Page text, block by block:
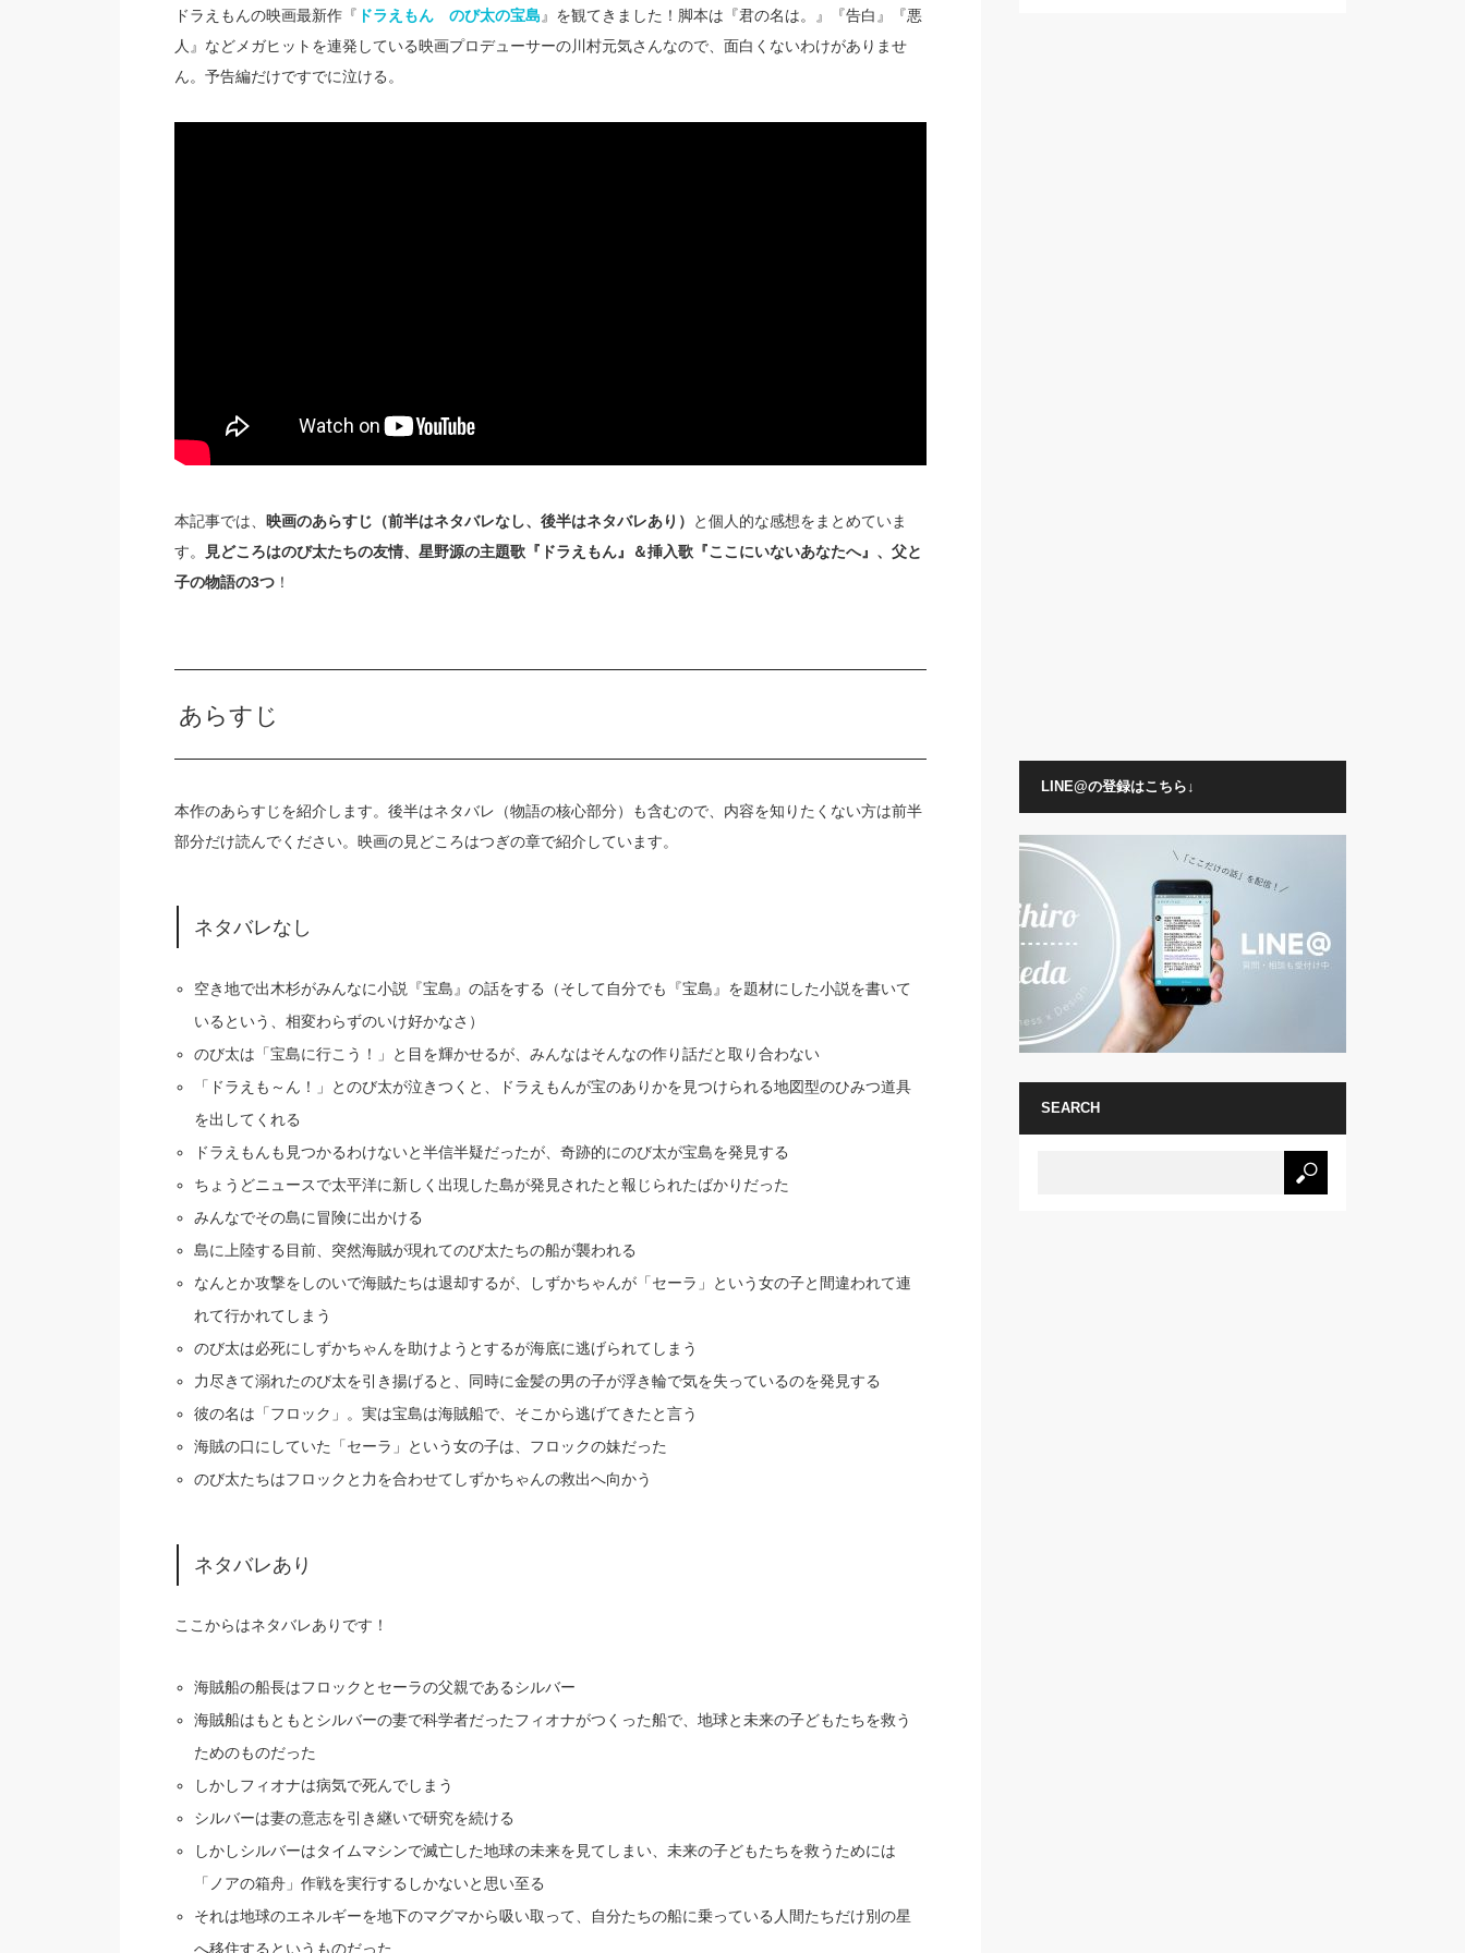
ドラえもんの映画最新作『 ドラえもん のび太の宝島 』を観てきました！脚本は『君の名は。』『告白』『悪
人』などメガヒットを連発している映画プロデューサーの川村元気さんなので、面白くないわけがありませ
ん。予告編だけですでに泣ける。
本記事では、 映画のあらすじ（前半はネタバレなし、後半はネタバレあり）
と個人的な感想をまとめていま
す。
見どころはのび太たちの友情、星野源の主題歌『ドラえもん』＆挿入歌『ここにいないあなたへ』、 父と
子の物語の3つ！
あらすじ
本作のあらすじを紹介します。後半はネタバレ（物語の核心部分）も含むので、内容を知りたくない方は前半
部分だけ読んでください。映画の見どころはつぎの章で紹介しています。
ネタバレなし
空き地で出木杉がみんなに小説『宝島』の話をする（そして自分でも『宝島』を題材にした小説を書いて
いるという、相変わらずのいけ好かなさ）
のび太は「宝島に行こう！」と目を輝かせるが、みんなはそんなの作り話だと取り合わない
「ドラえも～ん！」とのび太が泣きつくと、ドラえもんが宝のありかを見つけられる地図型のひみつ道具
を出してくれる
ドラえもんも見つかるわけないと半信半疑だったが、奇跡的にのび太が宝島を発見する
ちょうどニュースで太平洋に新しく出現した島が発見されたと報じられたばかりだった
みんなでその島に冒険に出かける
島に上陸する目前、突然海賊が現れてのび太たちの船が襲われる
なんとか攻撃をしのいで海賊たちは退却するが、しずかちゃんが「セーラ」という女の子と間違われて連
れて行かれてしまう
のび太は必死にしずかちゃんを助けようとするが海底に逃げられてしまう
力尽きて溺れたのび太を引き揚げると、同時に金髪の男の子が浮き輪で気を失っているのを発見する
彼の名は「フロック」。実は宝島は海賊船で、そこから逃げてきたと言う
海賊の口にしていた「セーラ」という女の子は、フロックの妹だった
のび太たちはフロックと力を合わせてしずかちゃんの救出へ向かう
ネタバレあり
ここからはネタバレありです！
海賊船の船長はフロックとセーラの父親であるシルバー
海賊船はもともとシルバーの妻で科学者だったフィオナがつくった船で、地球と未来の子どもたちを救う
ためのものだった
しかしフィオナは病気で死んでしまう
シルバーは妻の意志を引き継いで研究を続ける
しかしシルバーはタイムマシンで滅亡した地球の未来を見てしまい、未来の子どもたちを救うためには
「ノアの箱舟」作戦を実行するしかないと思い至る
それは地球のエネルギーを地下のマグマから吸い取って、自分たちの船に乗っている人間たちだけ別の星
へ移住するというものだった
LINE@の登録はこちら↓
SEARCH